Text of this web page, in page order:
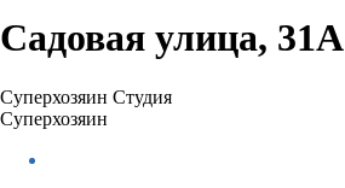
Садовая улица, 31А
Суперхозяин Студия
Суперхозяин